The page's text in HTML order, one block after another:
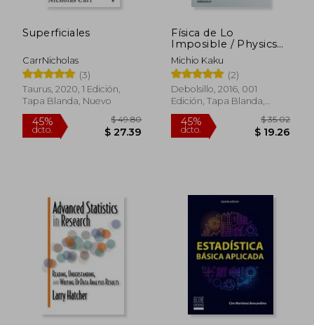
45%
dcto.
40%
dcto.
Superficiales
CarrNicholas
(3)
Taurus, 2020, 1 Edición,
Tapa Blanda, Nuevo
Física de Lo
Imposible / Physics
of the Impossible
Michio Kaku
(2)
Debolsillo, 2016, 001
Edición, Tapa Blanda,
Nuevo